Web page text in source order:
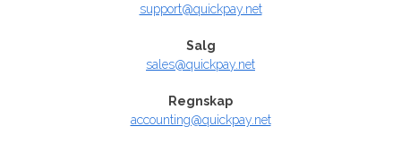
support@quickpay.net
Salg
sales@quickpay.net
Regnskap
accounting@quickpay.net